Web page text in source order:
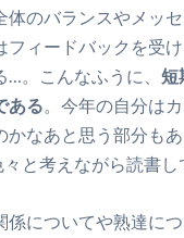
体のバランスやメッ
フィードバックを受
。こんなふうに、 短
ある。今年の自分は
かなあと思う部分も
と考えながら読書し
係についてや熟達に